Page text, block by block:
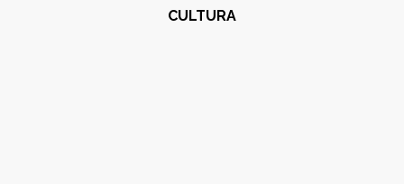
CULTURA